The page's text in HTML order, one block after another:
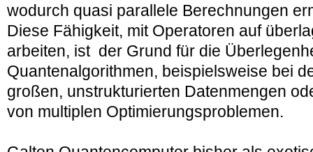
wodurch quasi parallele Berechnungen
Diese Fähigkeit, mit Operatoren auf
arbeiten, ist der Grund für die
Quantenalgorithmen, beispielsweise bei
großen, unstrukturierten Datenmengen
von multiplen Optimierungsproblemen.